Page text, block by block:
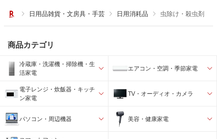
日用品雑貨・文房具・手芸 日用消耗品 虫除け・殺虫剤
商品カテゴリ
冷蔵庫・洗濯機・掃除機・生
活家電
エアコン・空調・季節家電
電子レンジ・炊飯器・キッチ
ン家電
TV・オーディオ・カメラ
パソコン・周辺機器 美容・健康家電